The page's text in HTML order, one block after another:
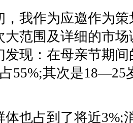
作为应邀作为策
大范围及详细的市
发现：在母亲节期
55%;其次是18—25
占到了将近3%;